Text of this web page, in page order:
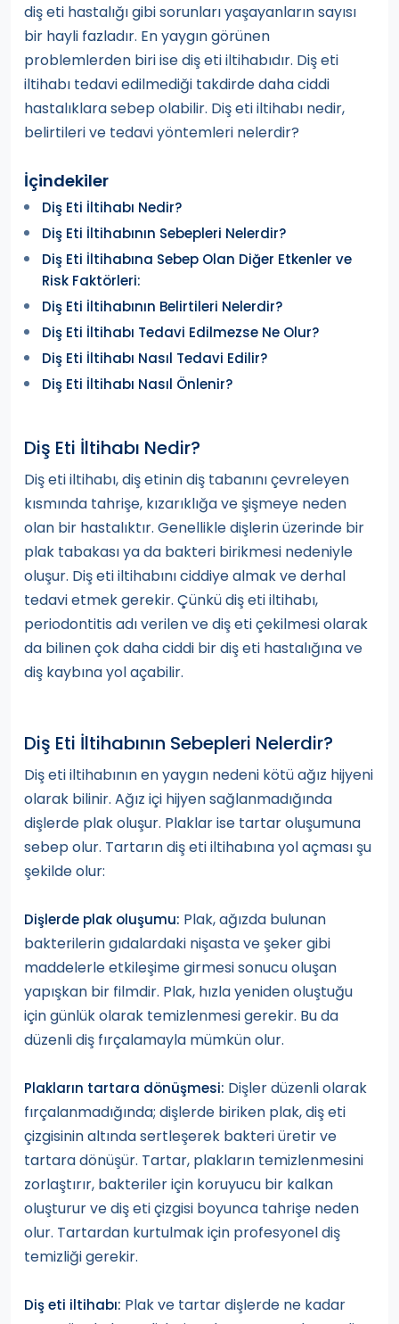
diş eti hastalığı gibi sorunları yaşayanların sayısı
bir hayli fazladır. En yaygın görünen
problemlerden biri ise diş eti iltihabıdır. Diş eti
iltihabı tedavi edilmediği takdirde daha ciddi
hastalıklara sebep olabilir. Diş eti iltihabı nedir,
belirtileri ve tedavi yöntemleri nelerdir?
İçindekiler
Diş Eti İltihabı Nedir?
Diş Eti İltihabının Sebepleri Nelerdir?
Diş Eti İltihabına Sebep Olan Diğer Etkenler ve
Risk Faktörleri:
Diş Eti İltihabının Belirtileri Nelerdir?
Diş Eti İltihabı Tedavi Edilmezse Ne Olur?
Diş Eti İltihabı Nasıl Tedavi Edilir?
Diş Eti İltihabı Nasıl Önlenir?
Diş Eti İltihabı Nedir?
Diş eti iltihabı, diş etinin diş tabanını çevreleyen
kısmında tahrişe, kızarıklığa ve şişmeye neden
olan bir hastalıktır. Genellikle dişlerin üzerinde bir
plak tabakası ya da bakteri birikmesi nedeniyle
oluşur. Diş eti iltihabını ciddiye almak ve derhal
tedavi etmek gerekir. Çünkü diş eti iltihabı,
periodontitis adı verilen ve diş eti çekilmesi olarak
da bilinen çok daha ciddi bir diş eti hastalığına ve
diş kaybına yol açabilir.
Diş Eti İltihabının Sebepleri Nelerdir?
Diş eti iltihabının en yaygın nedeni kötü ağız hijyeni
olarak bilinir. Ağız içi hijyen sağlanmadığında
dişlerde plak oluşur. Plaklar ise tartar oluşumuna
sebep olur. Tartarın diş eti iltihabına yol açması şu
şekilde olur:
Dişlerde plak oluşumu: Plak, ağızda bulunan
bakterilerin gıdalardaki nişasta ve şeker gibi
maddelerle etkileşime girmesi sonucu oluşan
yapışkan bir filmdir. Plak, hızla yeniden oluştuğu
için günlük olarak temizlenmesi gerekir. Bu da
düzenli diş fırçalamayla mümkün olur.
Plakların tartara dönüşmesi: Dişler düzenli olarak
fırçalanmadığında; dişlerde biriken plak, diş eti
çizgisinin altında sertleşerek bakteri üretir ve
tartara dönüşür. Tartar, plakların temizlenmesini
zorlaştırır, bakteriler için koruyucu bir kalkan
oluşturur ve diş eti çizgisi boyunca tahrişe neden
olur. Tartardan kurtulmak için profesyonel diş
temizliği gerekir.
Diş eti iltihabı: Plak ve tartar dişlerde ne kadar